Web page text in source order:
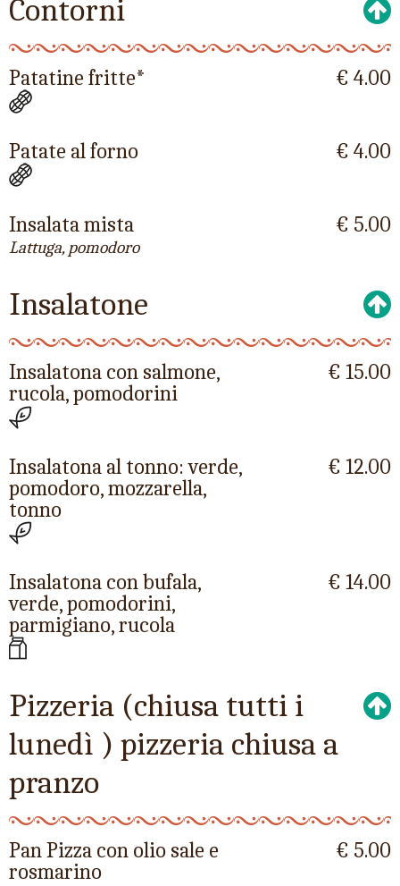
Contorni
Patatine fritte* € 4.00
Patate al forno € 4.00
Insalata mista
Lattuga, pomodoro
€ 5.00
Insalatone
Insalatona con salmone,
rucola, pomodorini
€ 15.00
Insalatona al tonno: verde,
pomodoro, mozzarella,
tonno
€ 12.00
Insalatona con bufala,
verde, pomodorini,
parmigiano, rucola
€ 14.00
Pizzeria (chiusa tutti i
lunedì ) pizzeria chiusa a
pranzo
Pan Pizza con olio sale e
rosmarino
€ 5.00